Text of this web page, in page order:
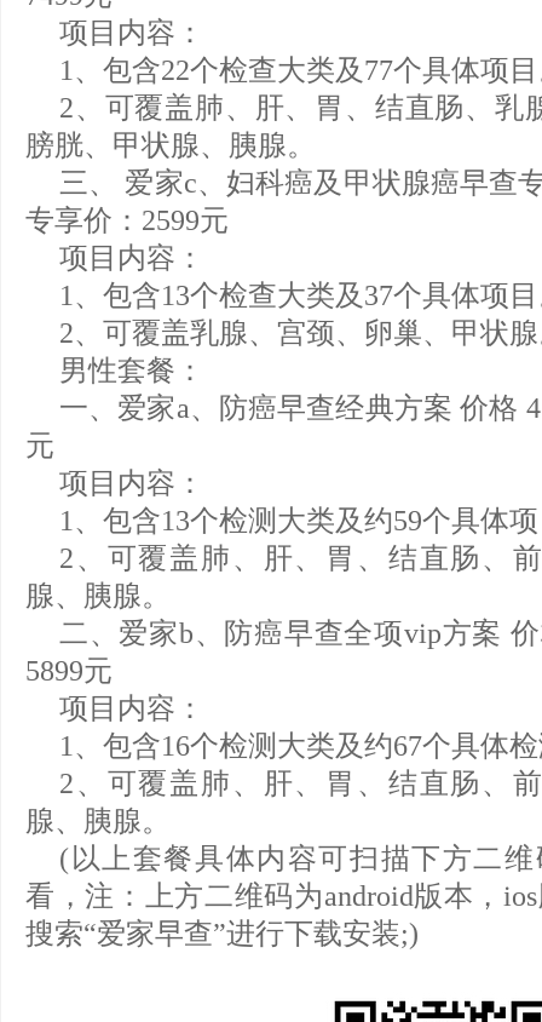
项目内容：
1、包含22个检查大类及77个具体项
2、可覆盖肺、肝、胃、结直肠、乳
膀胱、甲状腺、胰腺。
三、 爱家c、妇科癌及甲状腺癌早查
专享价：2599元
项目内容：
1、包含13个检查大类及37个具体项
2、可覆盖乳腺、宫颈、卵巢、甲状
男性套餐：
一、爱家a、防癌早查经典方案 价格
元
项目内容：
1、包含13个检测大类及约59个具体
2、可覆盖肺、肝、胃、结直肠、
腺、胰腺。
二、爱家b、防癌早查全项vip方案
5899元
项目内容：
1、包含16个检测大类及约67个具体
2、可覆盖肺、肝、胃、结直肠、
腺、胰腺。
(以上套餐具体内容可扫描下方二维
看，注：上方二维码为android版本，
搜索“爱家早查”进行下载安装;)